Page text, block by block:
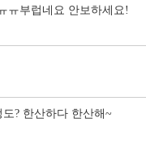
ㅠ부럽네요 안보하세요!
? 한산하다 한산해~